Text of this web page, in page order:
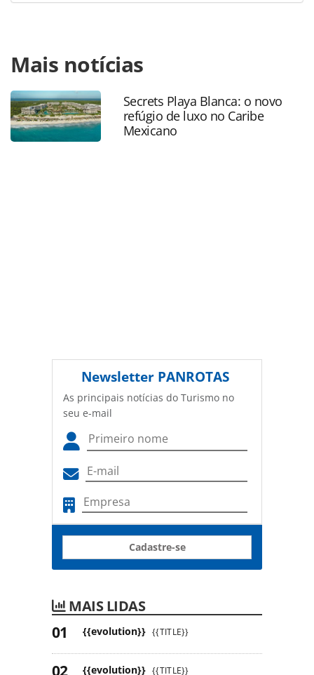
https://www.panrotas.com.br/mercado/operadoras/2025/
da-orinter-mondee-deixa-chapter-11-ao-ser-comprada-
por-tcw-e-morgan-stanley_216061.html ou as ferramentas
oferecidas na página. Todo o conteúdo produzido pela
PANROTAS Editora é protegido pela legislação brasileira
sobre direito autoral. Não reproduza o conteúdo sem
Mais notícias
Secrets Playa Blanca: o novo
refúgio de luxo no Caribe
Mexicano
Newsletter PANROTAS
As principais notícias do Turismo no
seu e-mail
Cadastre-se
MAIS LIDAS
{{evolution}} {{TITLE}}
{{evolution}} {{TITLE}}